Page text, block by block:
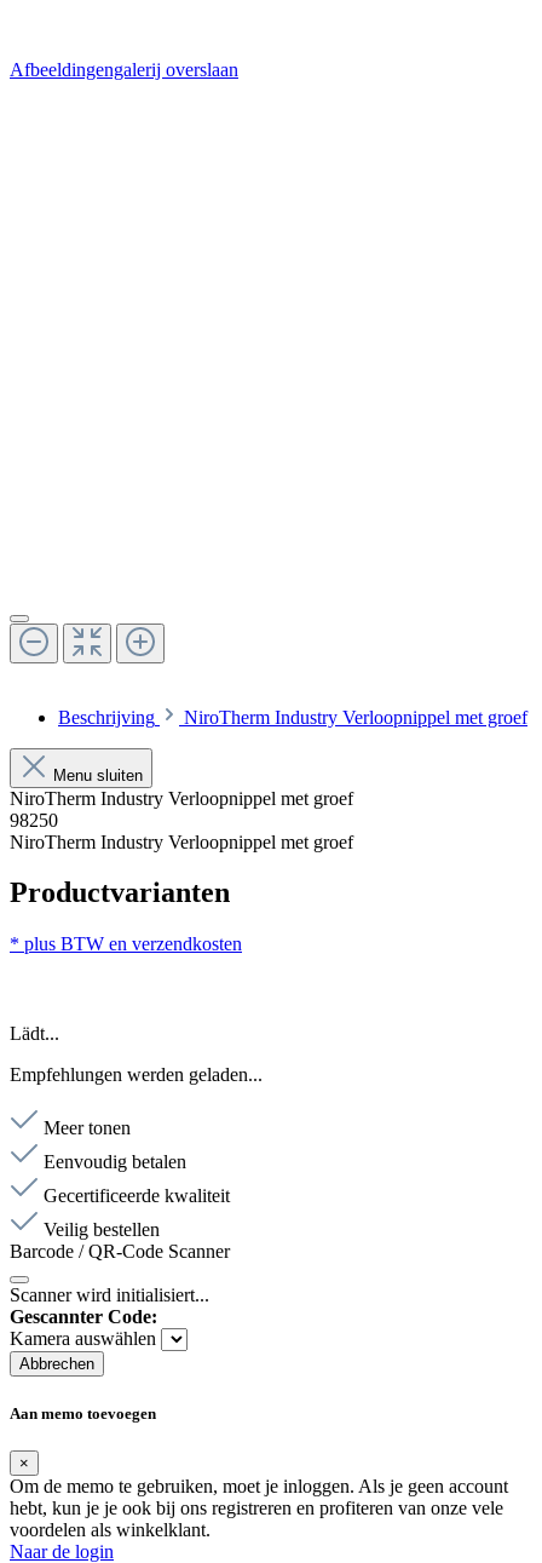
Afbeeldingengalerij overslaan
Beschrijving NiroTherm Industry Verloopnippel met groef
Menu sluiten
NiroTherm Industry Verloopnippel met groef
98250
NiroTherm Industry Verloopnippel met groef
Productvarianten
* plus BTW en verzendkosten
Lädt...
Empfehlungen werden geladen...
Meer tonen
Eenvoudig betalen
Gecertificeerde kwaliteit
Veilig bestellen
Barcode / QR-Code Scanner
Scanner wird initialisiert...
Gescannter Code:
Kamera auswählen
Abbrechen
Aan memo toevoegen
×
Om de memo te gebruiken, moet je inloggen. Als je geen account
hebt, kun je je ook bij ons registreren en profiteren van onze vele
voordelen als winkelklant.
Naar de login